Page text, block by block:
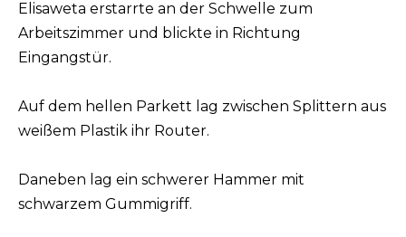
Elisaweta erstarrte an der Schwelle zum
Arbeitszimmer und blickte in Richtung
Eingangstür.
Auf dem hellen Parkett lag zwischen Splittern aus
weißem Plastik ihr Router.
Daneben lag ein schwerer Hammer mit
schwarzem Gummigriff.